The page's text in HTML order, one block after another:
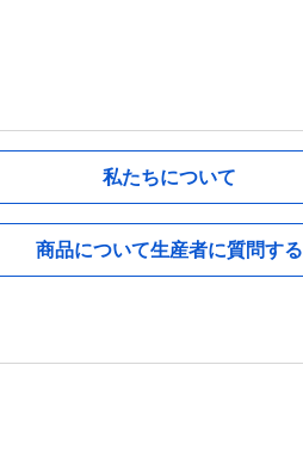
私たちについて
商品について生産者に質問する